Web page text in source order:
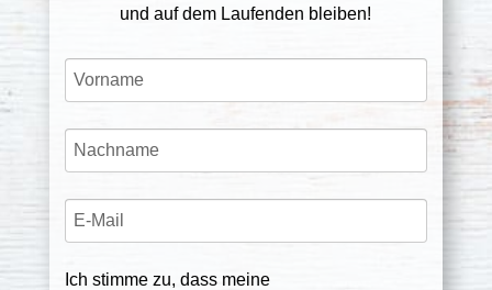
und auf dem Laufenden bleiben!
Ich stimme zu, dass meine